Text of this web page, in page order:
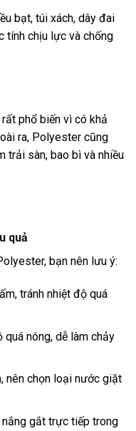
bạt, túi xách, dây đai
tính chịu lực và chống
phổ biến vì có khả
ra, Polyester cũng
trải sàn, bao bì và nhiều
quả
bạn nên lưu ý:
tránh nhiệt độ quá
nóng, dễ làm chảy
nên chọn loại nước giặt
nắng gắt trực tiếp trong